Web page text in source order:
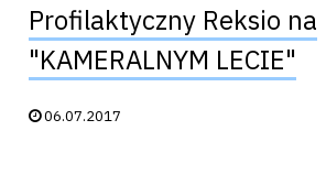
Profilaktyczny Reksio na
"KAMERALNYM LECIE"
Data publikacji:
06.07.2017